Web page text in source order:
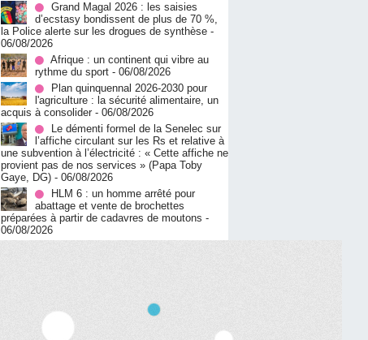
Grand Magal 2026 : les saisies
d’ecstasy bondissent de plus de 70 %,
la Police alerte sur les drogues de synthèse -
06/08/2026
Afrique : un continent qui vibre au
rythme du sport - 06/08/2026
Plan quinquennal 2026-2030 pour
l'agriculture : la sécurité alimentaire, un
acquis à consolider - 06/08/2026
Le démenti formel de la Senelec sur
l’affiche circulant sur les Rs et relative à
une subvention à l’électricité : « Cette affiche ne
provient pas de nos services » (Papa Toby
Gaye, DG) - 06/08/2026
HLM 6 : un homme arrêté pour
abattage et vente de brochettes
préparées à partir de cadavres de moutons -
06/08/2026